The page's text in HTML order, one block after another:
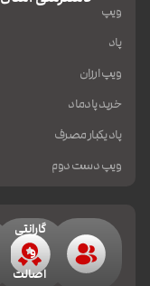
ویپ
پاد
ویپ ارزان
خرید پادماد
پاد یکبار مصرف
ویپ دست دوم
گارانتی
و
اصالت